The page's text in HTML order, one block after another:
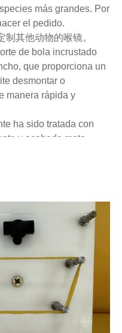
más grandes. Por
el pedido.
其他动物的喉镜。
de bola incrustado
que proporciona un
desmontar o
manera rápida y
ha sido tratada con
y acabado mate,